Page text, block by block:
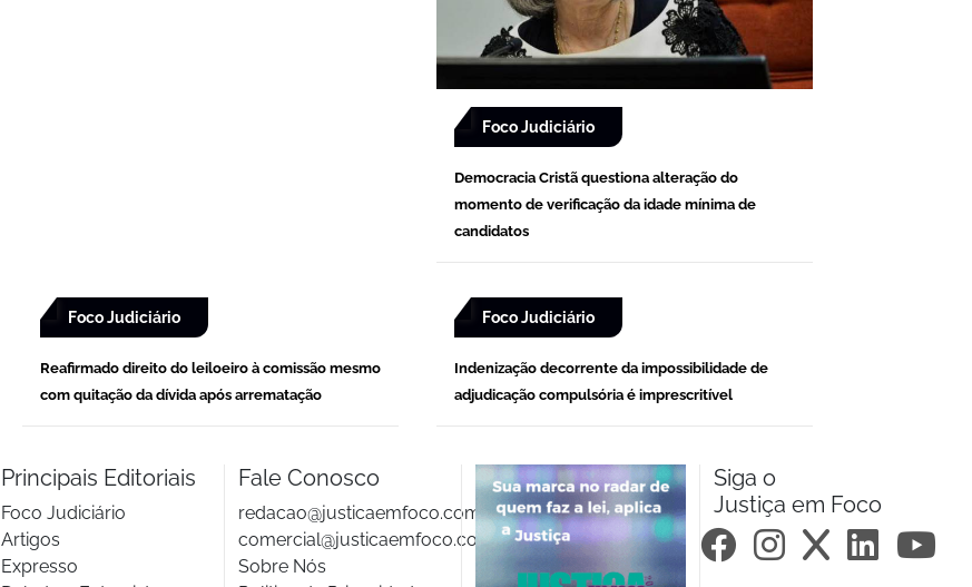
Foco Judiciário
Democracia Cristã questiona alteração do
momento de verificação da idade mínima de
candidatos
Foco Judiciário
Reafirmado direito do leiloeiro à comissão mesmo
com quitação da dívida após arrematação
Foco Judiciário
Indenização decorrente da impossibilidade de
adjudicação compulsória é imprescritível
Principais Editoriais
Foco Judiciário
Artigos
Expresso
Fale Conosco
redacao@justicaemfoco.com.br
comercial@justicaemfoco.com.br
Sobre Nós
Siga o
Justiça em Foco